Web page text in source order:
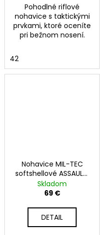
Pohodlné riflové
nohavice s taktickými
prvkami, ktoré oceníte
pri bežnom nosení.
42
Nohavice MIL-TEC
softshellové ASSAULT,
Ranger green
Skladom
69 €
DETAIL